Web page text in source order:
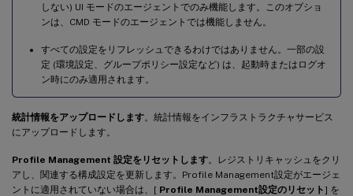
しない) UI モードのエージェントでのみ機能します。このオプショ
ンは、CMD モードのエージェントでは機能しません。
すべての設定をリフレッシュできるわけではありません。一部の設
定 (環境設定、グループポリシー設定など) は、起動時またはログオ
ン時にのみ適用されます。
統計情報をアップロードします。統計情報をインフラストラクチャサービス
にアップロードします。
Profile Management 設定をリセットします。レジストリキャッシュをクリ
アし、関連する構成設定を更新します。Profile Management設定がエージェ
ントに適用されていない場合は、[ Profile Management設定のリセット ] を